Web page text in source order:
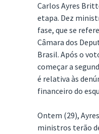
Carlos Ayres
etapa. Dez
fase, que se
Câmara dos
Brasil. Após o
começar a
é relativa às
financeiro do
Ontem (29),
ministros terão